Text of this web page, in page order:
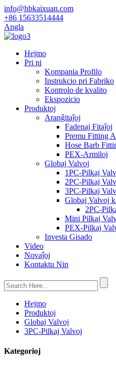
info@hbkaixuan.com
+86 15633514444
Angla
Hejmo
Pri ni
Kompania Profilo
Instrukcio pri Fabriko
Kontrolo de kvalito
Ekspozicio
Produktoj
Aranĝitaĵoj
Fadenaj Fitaĵoj
Premu Fitting
Hose Barb
PEX-Armiloj
Globaj Valvoj
1PC-Pilkaj
2PC-Pilkaj
3PC-Pilkaj
Globaj Valvoj
2PC-
Mini Pilkaj
PEX-Pilkaj
Investa Gisado
Video
Novaĵoj
Kontaktu Nin
Hejmo
Produktoj
Globaj Valvoj
3PC-Pilkaj Valvoj
Kategorioj